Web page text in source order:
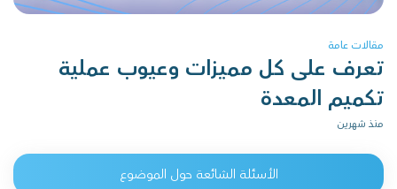
مقالات عامة
تعرف على كل مميزات وعيوب عملية
تكميم المعدة
منذ شهرين
الأسئلة الشائعة حول الموضوع